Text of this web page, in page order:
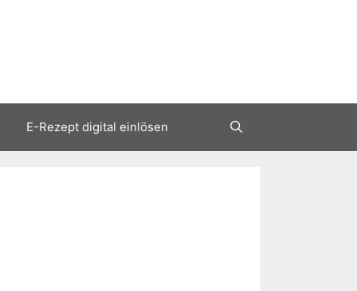
E-Rezept digital einlösen